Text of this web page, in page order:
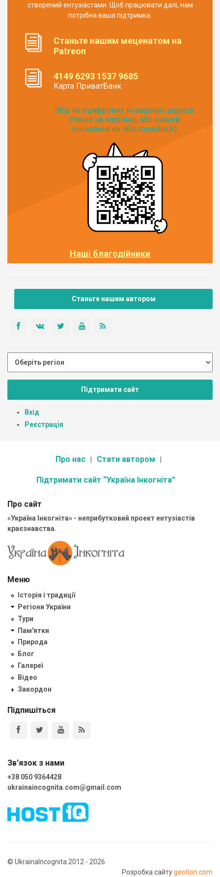
створений ентузіастами. Щоб працювати далі, нам
потрібна ваша підтримка.
Станьте нашим меценатом на
Patreon
4149 6293 1537 9685
Карта ПриватБанк
Збір на оцифровку козацьких церков
(тисни на картинці, або скануй
посилання на збір monobank):
Наші благодійники
Станьте нашим автором
Підтримати сайт
Вхід
Реєстрація
Про нас Стати автором
Підтримати сайт “Україна Інкогніта”
Про сайт
«Україна Інкогніта» - неприбутковий проект ентузіастів
краєзнавства.
Меню
Історія і традиції
Регіони України
Тури
Пам'ятки
Природа
Блог
Галереї
Відео
Закордон
Підпишіться
Зв'язок з нами
+38 050 9364428
ukrainaincognita.com@gmail.com
© UkrainaIncognita 2012 - 2026
Розробка сайтуgeotlon.com